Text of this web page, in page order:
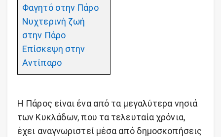
Φαγητό στην Πάρο
Νυχτερινή ζωή
στην Πάρο
Επίσκεψη στην
Αντίπαρο
Η Πάρος είναι ένα από τα μεγαλύτερα νησιά
των Κυκλάδων, που τα τελευταία χρόνια,
έχει αναγνωριστεί μέσα από δημοσκοπήσεις